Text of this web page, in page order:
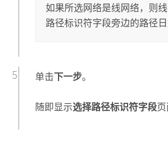
如果所选网络是线网络，则
路径标识符字段旁边的路径日
单击下一步。
随即显示选择路径标识符字段页